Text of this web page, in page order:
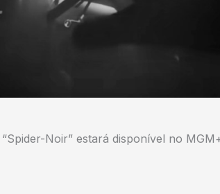
Noir” estará disponível no